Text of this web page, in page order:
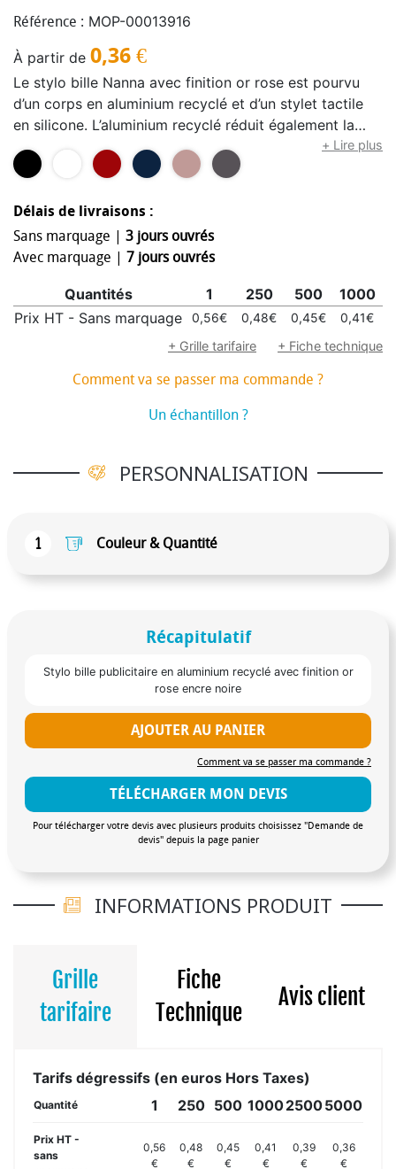
Référence : MOP-00013916
À partir de 0,36 €
Le stylo bille Nanna avec finition or rose est pourvu
d’un corps en aluminium recyclé et d’un stylet tactile
en silicone. L’aluminium recyclé réduit également la
quantité de déchets dans les décharges et contribue
ainsi à la conservation des ressources naturelles, tout
Couleur de l'encre : Noire. Longueur d'écriture :
800 mètres. Taille de la plume : 1,0 mm.
+ Lire plus
Délais de livraisons :
Sans marquage | 3 jours ouvrés
Avec marquage | 7 jours ouvrés
Quantités 1 250 500 1000
Prix HT - Sans marquage
0,56€ 0,48€ 0,45€ 0,41€
+ Grille tarifaire
+ Fiche technique
Comment va se passer ma commande ?
Un échantillon ?
PERSONNALISATION
1 Couleur & Quantité
Récapitulatif
Stylo bille publicitaire en aluminium recyclé avec finition or
rose encre noire
AJOUTER AU PANIER
Comment va se passer ma commande ?
TÉLÉCHARGER MON DEVIS
Pour télécharger votre devis avec plusieurs produits choisissez "Demande de
devis" depuis la page panier
INFORMATIONS PRODUIT
Grille
tarifaire
Fiche
Technique
Avis client
Tarifs dégressifs (en euros Hors Taxes)
Quantité 1 250 500 100025005000
Prix HT -
sans
0,56
€
0,48
€
0,45
€
0,41
€
0,39
€
0,36
€